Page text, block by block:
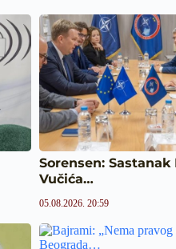
Sorensen:
Vučića…
05.08.2026. 20:59